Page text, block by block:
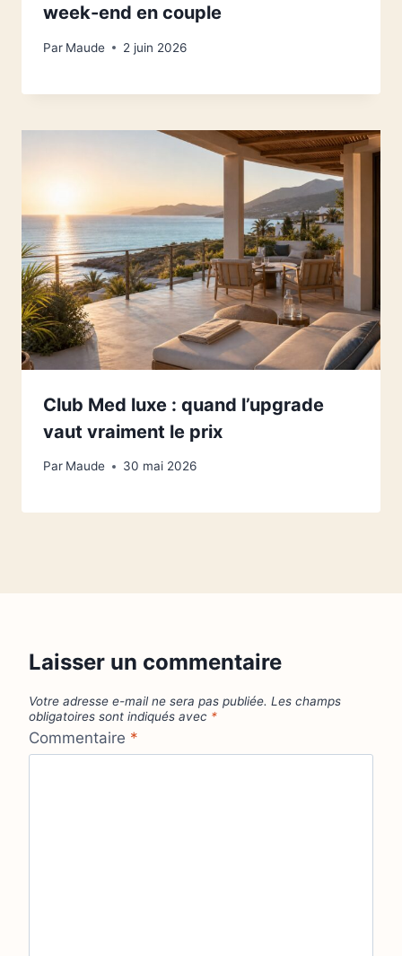
week-end en couple
Par Maude 2 juin 2026
Club Med luxe : quand l’upgrade
vaut vraiment le prix
Par Maude 30 mai 2026
Laisser un commentaire
Votre adresse e-mail ne sera pas publiée. Les champs
obligatoires sont indiqués avec *
Commentaire *